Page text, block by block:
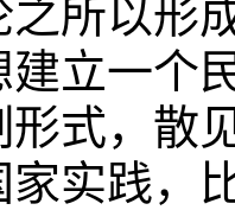
之所以形
建立一个
形式，散
家实践，